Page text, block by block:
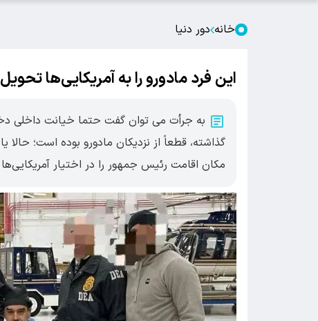
خانه دور دنیا
این فرد مادورو را به آمریکایی‌ها
به جرأت می توان گفت حتما خیانت داخلی
گذاشته، قطعاً از نزدیکان مادورو بوده است؛ حالا
مکان اقامت رئیس جمهور را در اختیار